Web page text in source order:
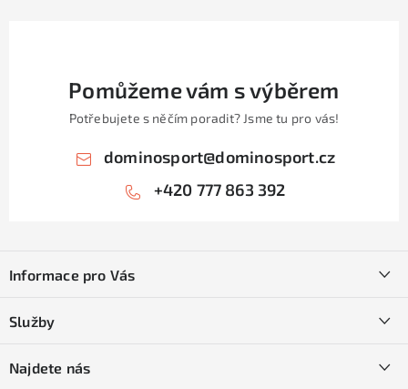
Pomůžeme vám s výběrem
Potřebujete s něčím poradit? Jsme tu pro vás!
dominosport@dominosport.cz
+420 777 863 392
pInformace pro Vás
Obchodní podmínky
Služby
Najdete nás